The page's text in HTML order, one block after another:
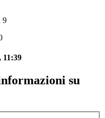
9
11:39
su